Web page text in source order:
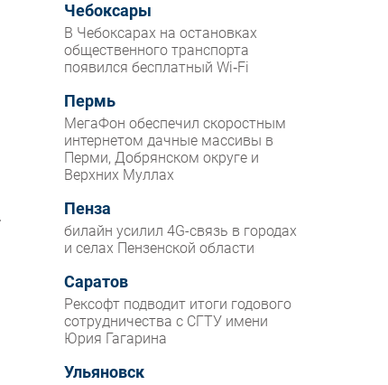
Чебоксары
В Чебоксарах на остановках
общественного транспорта
появился бесплатный Wi‑Fi
Пермь
МегаФон обеспечил скоростным
интернетом дачные массивы в
Перми, Добрянском округе и
Верхних Муллах
Пенза
билайн усилил 4G-связь в городах
и селах Пензенской области
Саратов
Рексофт подводит итоги годового
сотрудничества с СГТУ имени
Юрия Гагарина
Ульяновск